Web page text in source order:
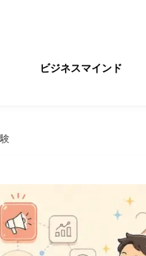
ビジネスマインド